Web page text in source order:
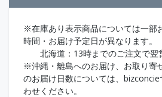
※在庫あり表示商品については一部
時間・お届け予定日が異なります。
北海道：13時までのご注文で翌
※沖縄・離島へのお届け、お取り寄
のお届け日数については、
わせください。